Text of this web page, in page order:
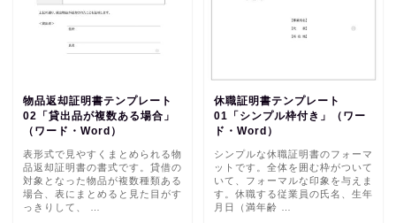
物品返却証明書テンプレート
02「貸出品が複数ある場合」
（ワード・Word）
表形式で見やすくまとめられる物
品返却証明書の書式です。貸借の
対象となった物品が複数種類ある
場合、表にまとめると見た目がす
っきりして、 …
休職証明書テンプレート
01「シンプル枠付き」（ワー
ド・Word）
シンプルな休職証明書のフォーマ
ットです。全体を囲む枠がついて
いて、フォーマルな印象を与えま
す。休職する従業員の氏名、生年
月日（満年齢 …